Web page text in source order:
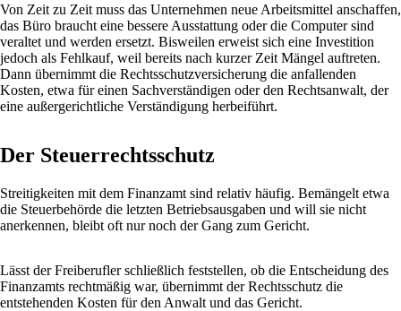
Von Zeit zu Zeit muss das Unternehmen neue Arbeitsmittel anschaffen,
das Büro braucht eine bessere Ausstattung oder die Computer sind
veraltet und werden ersetzt. Bisweilen erweist sich eine Investition
jedoch als Fehlkauf, weil bereits nach kurzer Zeit Mängel auftreten.
Dann übernimmt die Rechtsschutzversicherung die anfallenden
Kosten, etwa für einen Sachverständigen oder den Rechtsanwalt, der
eine außergerichtliche Verständigung herbeiführt.
Der Steuerrechtsschutz
Streitigkeiten mit dem Finanzamt sind relativ häufig. Bemängelt etwa
die Steuerbehörde die letzten Betriebsausgaben und will sie nicht
anerkennen, bleibt oft nur noch der Gang zum Gericht.
Lässt der Freiberufler schließlich feststellen, ob die Entscheidung des
Finanzamts rechtmäßig war, übernimmt der Rechtsschutz die
entstehenden Kosten für den Anwalt und das Gericht.